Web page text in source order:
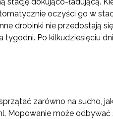
stację dokująco-ładującą.
oczyści go w
drobinki nie przedostają
Po kilkudziesięciu
zarówno na sucho,
Mopowanie może